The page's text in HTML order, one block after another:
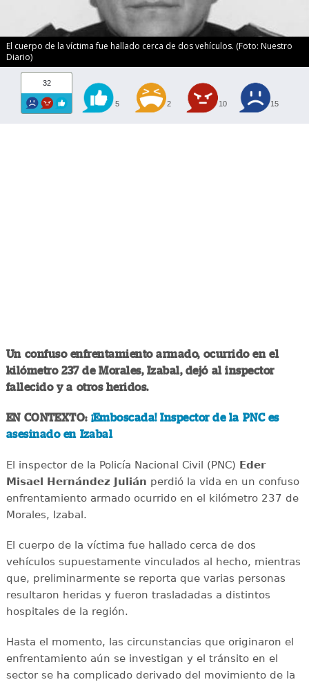
El cuerpo de la víctima fue hallado cerca de dos vehículos. (Foto: Nuestro
Diario)
32
5 2 10 15
Un confuso enfrentamiento armado, ocurrido en el
kilómetro 237 de Morales, Izabal, dejó al inspector
fallecido y a otros heridos.
EN CONTEXTO: ¡Emboscada! Inspector de la PNC es
asesinado en Izabal
El inspector de la Policía Nacional Civil (PNC) Eder
Misael Hernández Julián perdió la vida en un confuso
enfrentamiento armado ocurrido en el kilómetro 237 de
Morales, Izabal.
El cuerpo de la víctima fue hallado cerca de dos
vehículos supuestamente vinculados al hecho, mientras
que, preliminarmente se reporta que varias personas
resultaron heridas y fueron trasladadas a distintos
hospitales de la región.
Hasta el momento, las circunstancias que originaron el
enfrentamiento aún se investigan y el tránsito en el
sector se ha complicado derivado del movimiento de la